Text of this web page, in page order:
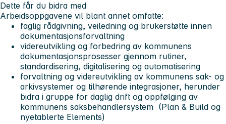
Dette får du bidra med
Arbeidsoppgavene vil blant annet omfatte:
faglig rådgivning, veiledning og brukerstøtte innen
dokumentasjonsforvaltning
videreutvikling og forbedring av kommunens
dokumentasjonsprosesser gjennom rutiner,
standardisering, digitalisering og automatisering
forvaltning og videreutvikling av kommunens sak- og
arkivsystemer og tilhørende integrasjoner, herunder
bidra i gruppe for daglig drift og oppfølging av
kommunens saksbehandlersystem (Plan & Build og
nyetablerte Elements)